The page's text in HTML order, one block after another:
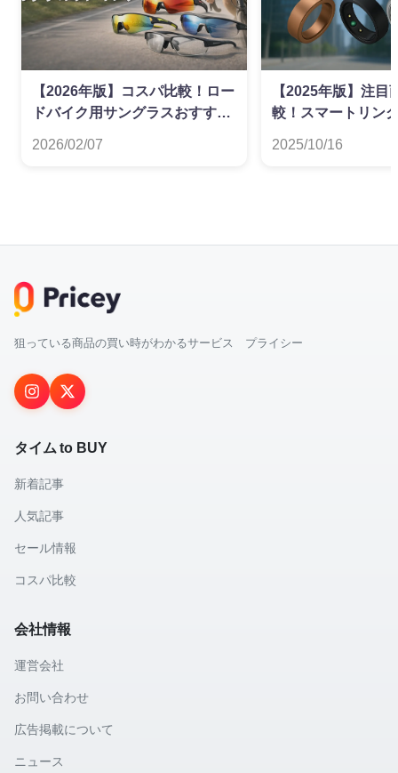
【2026年版】コスパ比較！ロー
ドバイク用サングラスおすすめ
2026/02/07
【2025年版】注目
較！スマートリン
2025/10/16
狙っている商品の買い時がわかるサービス プライシー
タイム to BUY
新着記事
人気記事
セール情報
コスパ比較
会社情報
運営会社
お問い合わせ
広告掲載について
ニュース